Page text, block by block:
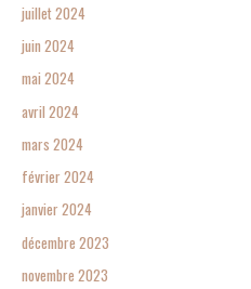
juillet 2024
juin 2024
mai 2024
avril 2024
mars 2024
février 2024
janvier 2024
décembre 2023
novembre 2023